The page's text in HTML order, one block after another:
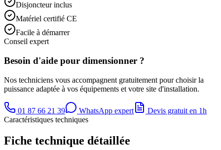
Disjoncteur inclus
Matériel certifié CE
Facile à démarrer
Conseil expert
Besoin d'aide pour dimensionner ?
Nos techniciens vous accompagnent gratuitement pour choisir la
puissance adaptée à vos équipements et votre site d'installation.
01 87 66 21 39 WhatsApp expert
Devis gratuit en 1h
Caractéristiques techniques
Fiche technique détaillée